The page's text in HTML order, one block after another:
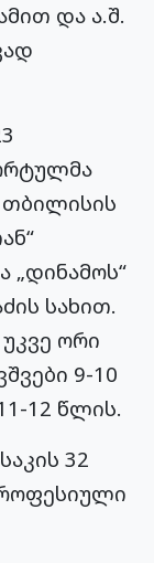
და ა.შ.
სახით.
ორი
9-10
12 წლის.
32